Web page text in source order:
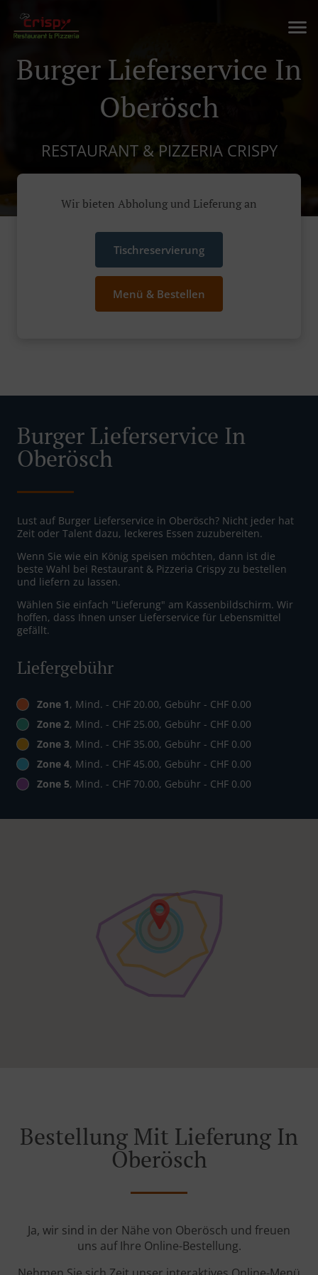
Burger Lieferservice In
Oberösch
RESTAURANT & PIZZERIA CRISPY
Wir bieten Abholung und Lieferung an
Tischreservierung
Menü & Bestellen
Burger Lieferservice In
Oberösch
Lust auf Burger Lieferservice in Oberösch? Nicht jeder hat
Zeit oder Talent dazu, leckeres Essen zuzubereiten.
Wenn Sie wie ein König speisen möchten, dann ist die
beste Wahl bei Restaurant & Pizzeria Crispy zu bestellen
und liefern zu lassen.
Wählen Sie einfach "Lieferung" am Kassenbildschirm. Wir
hoffen, dass Ihnen unser Lieferservice für Lebensmittel
gefällt.
Liefergebühr
Zone 1, Mind. - CHF 20.00, Gebühr - CHF 0.00
Zone 2, Mind. - CHF 25.00, Gebühr - CHF 0.00
Zone 3, Mind. - CHF 35.00, Gebühr - CHF 0.00
Zone 4, Mind. - CHF 45.00, Gebühr - CHF 0.00
Zone 5, Mind. - CHF 70.00, Gebühr - CHF 0.00
Bestellung Mit Lieferung In
Oberösch
Ja, wir sind in der Nähe von Oberösch und freuen
uns auf Ihre Online-Bestellung.